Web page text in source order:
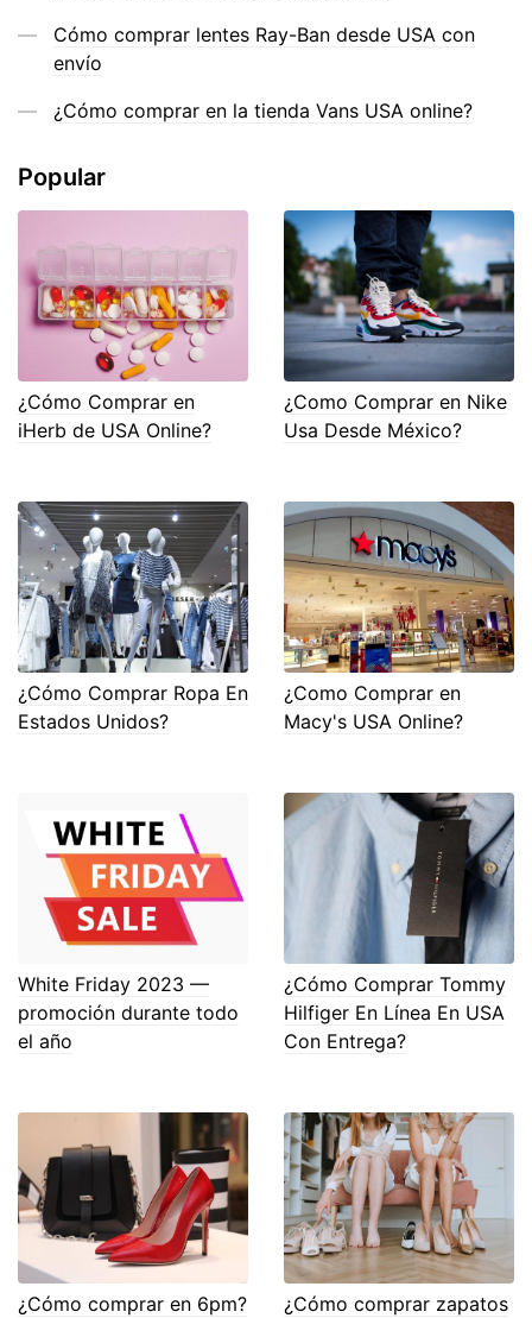
Cómo comprar lentes Ray-Ban desde USA con
envío
¿Cómo comprar en la tienda Vans USA online?
Popular
¿Cómo Comprar en
iHerb de USA Online?
¿Como Comprar en Nike
Usa Desde México?
¿Cómo Comprar Ropa En
Estados Unidos?
¿Como Comprar en
Macy's USA Online?
White Friday 2023 —
promoción durante todo
el año
¿Cómo Comprar Tommy
Hilfiger En Línea En USA
Con Entrega?
¿Cómo comprar en 6pm?
¿Cómo comprar zapatos